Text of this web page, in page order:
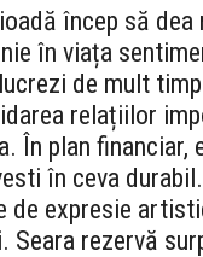
încep să dea
în viața
de mult
relațiilor
În plan financiar,
în ceva
de expresie
Seara rezervă